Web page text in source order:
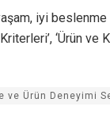
iyi beslenme
‘Ürün ve
ve Ürün Deneyimi